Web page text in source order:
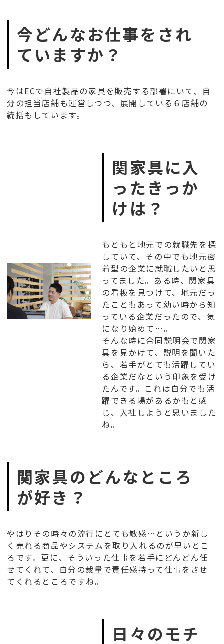
CREATOR
今どんなお仕事をされ
ていますか？
今はECで自社製品の家具を販売する部署にいて、自
分の担当店舗も運営しつつ、展開している６店舗の
統括もしています。
関家具に入
ったきっか
けは？
もともと地元での就職先を探
していて、その中でも地元密
着型の企業に就職したいと思
ってました。ある時、関家具
の看板を見つけて、地元だっ
たこともあって幼い時から知
っている企業だったので、気
になり始めて…。
そんな時に合同説明会で関家
具を見かけて、説明を聞いた
ら、若手がとても活躍してい
る企業だなという印象を受け
たんです。これは自分でも活
躍できる場があるかもと感
じ、入社しようと思いました
ね。
関家具のどんなところ
が好き？
やはりその時々の流行にとても敏感…というか新し
く売れる商品やシステムを取り入れるのが早いとこ
ろです。更に、そういった仕事を若手にどんどん任
せてくれて、自分の裁量で責任感持って仕事をさせ
てくれるところですね。
日々のモチ